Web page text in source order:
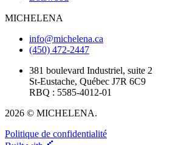
MICHELENA
info@michelena.ca
(450) 472-2447
381 boulevard Industriel, suite 2
St-Eustache, Québec J7R 6C9
RBQ : 5585-4012-01
2026 © MICHELENA.
Politique de confidentialité